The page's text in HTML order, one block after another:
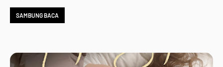
SAMBUNG BACA